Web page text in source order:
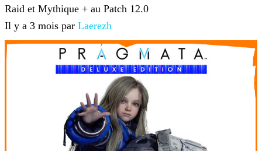
Raid et Mythique + au Patch 12.0
Il y a 3 mois par Laerezh